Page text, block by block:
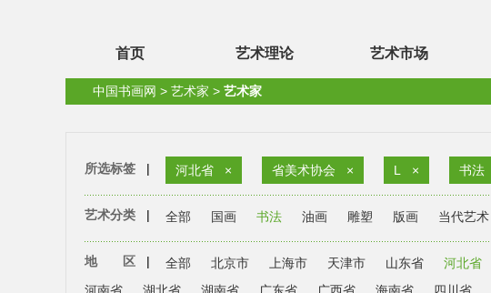
首页 艺术理论 艺术市场
中国书画网 > 艺术家 > 艺术家
所选标签 | 河北省 × 省美术协会 × L × 书法
艺术分类 | 全部 国画 书法 油画 雕塑 版画 当代艺术
地 区 | 全部 北京市 上海市 天津市 山东省 河北省